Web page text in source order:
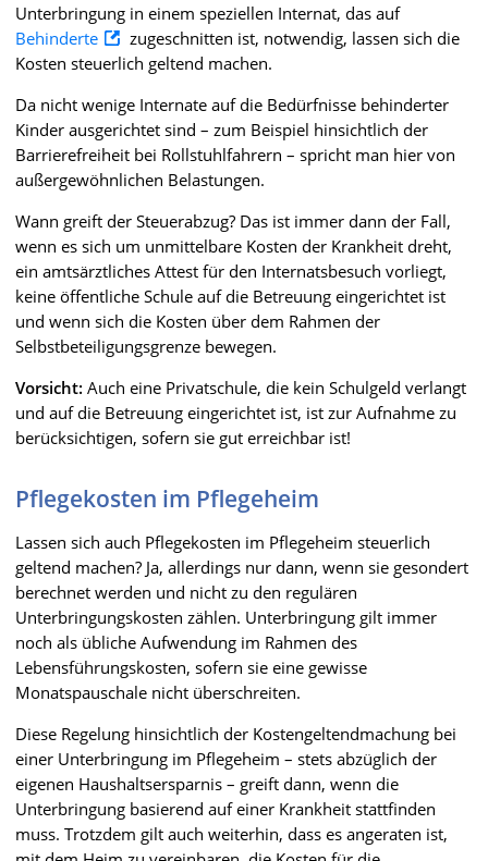
Unterbringung in einem speziellen Internat, das auf
Behinderte
zugeschnitten ist, notwendig, lassen sich die
Kosten steuerlich geltend machen.
Da nicht wenige Internate auf die Bedürfnisse behinderter
Kinder ausgerichtet sind – zum Beispiel hinsichtlich der
Barrierefreiheit bei Rollstuhlfahrern – spricht man hier von
außergewöhnlichen Belastungen.
Wann greift der Steuerabzug? Das ist immer dann der Fall,
wenn es sich um unmittelbare Kosten der Krankheit dreht,
ein amtsärztliches Attest für den Internatsbesuch vorliegt,
keine öffentliche Schule auf die Betreuung eingerichtet ist
und wenn sich die Kosten über dem Rahmen der
Selbstbeteiligungsgrenze bewegen.
Vorsicht: Auch eine Privatschule, die kein Schulgeld verlangt
und auf die Betreuung eingerichtet ist, ist zur Aufnahme zu
berücksichtigen, sofern sie gut erreichbar ist!
Pflegekosten im Pflegeheim
Lassen sich auch Pflegekosten im Pflegeheim steuerlich
geltend machen? Ja, allerdings nur dann, wenn sie gesondert
berechnet werden und nicht zu den regulären
Unterbringungskosten zählen. Unterbringung gilt immer
noch als übliche Aufwendung im Rahmen des
Lebensführungskosten, sofern sie eine gewisse
Monatspauschale nicht überschreiten.
Diese Regelung hinsichtlich der Kostengeltendmachung bei
einer Unterbringung im Pflegeheim – stets abzüglich der
eigenen Haushaltsersparnis – greift dann, wenn die
Unterbringung basierend auf einer Krankheit stattfinden
muss. Trotzdem gilt auch weiterhin, dass es angeraten ist,